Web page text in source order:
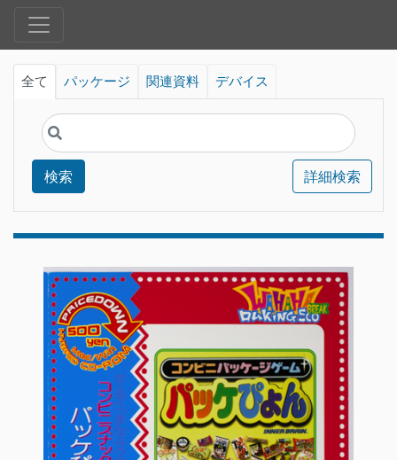
全て パッケージ 関連資料 デバイス
検索 詳細検索